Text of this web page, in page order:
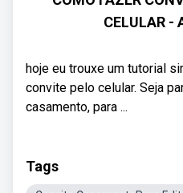
CELULAR -
hoje eu trouxe um tutorial
convite pelo celular. Seja
casamento, para ...
Tags